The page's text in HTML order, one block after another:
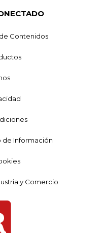
Contenidos
de Información
y Comercio